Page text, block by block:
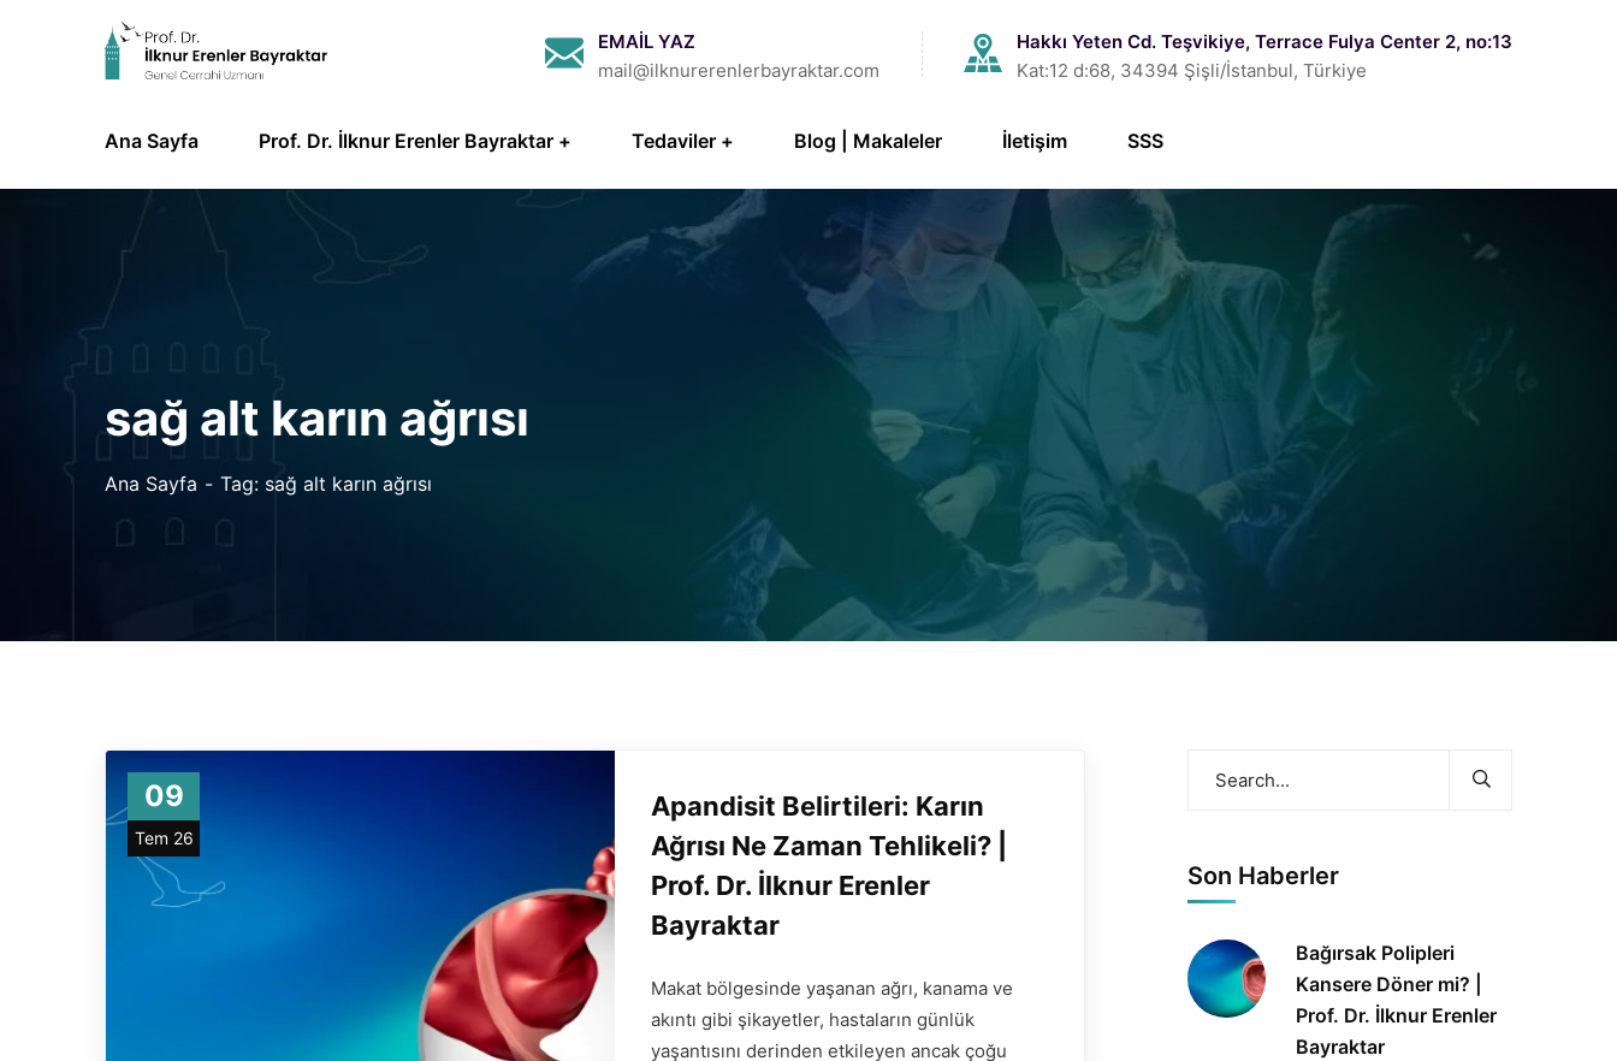
EMAİL YAZ
mail@ilknurerenlerbayraktar.com
Hakkı Yeten Cd. Teşvikiye, Terrace Fulya Center 2, no:13
Kat:12 d:68, 34394 Şişli/İstanbul, Türkiye
Ana Sayfa Prof. Dr. İlknur Erenler Bayraktar Tedaviler Blog | Makaleler İletişim SSS
sağ alt karın ağrısı
Ana Sayfa Tag: sağ alt karın ağrısı
09
Tem 26
Apandisit Belirtileri: Karın
Ağrısı Ne Zaman Tehlikeli? |
Prof. Dr. İlknur Erenler
Bayraktar
Makat bölgesinde yaşanan ağrı, kanama ve
akıntı gibi şikayetler, hastaların günlük
yaşantısını derinden etkileyen ancak çoğu
Son Haberler
Bağırsak Polipleri
Kansere Döner mi? |
Prof. Dr. İlknur Erenler
Bayraktar